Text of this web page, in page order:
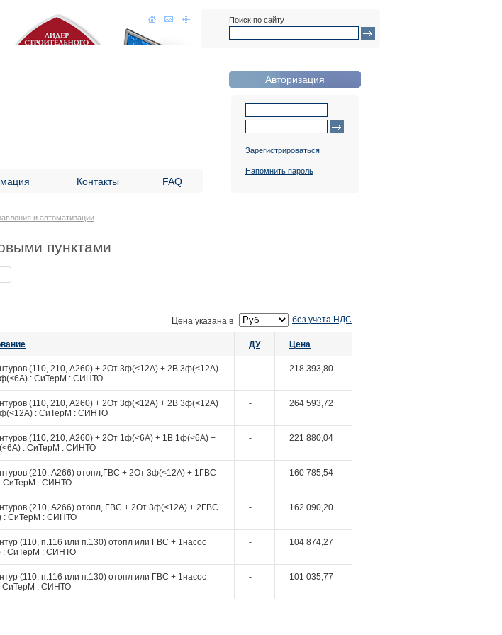
Поиск по сайту
Контакты FAQ
Авторизация
Зарегистрироваться
Напомнить пароль
и автоматизации
пунктами
без учета НДС
Цена указана в
ДУ Цена
(110, 210, А260) + 2От 3ф(<12А) + 2В 3ф(<12А)
: СиТерМ : СИНТО
- 218 393,80
(110, 210, А260) + 2От 3ф(<12А) + 2В 3ф(<12А)
: СиТерМ : СИНТО
- 264 593,72
(110, 210, А260) + 2От 1ф(<6А) + 1В 1ф(<6А) +
: СиТерМ : СИНТО
- 221 880,04
(210, А266) отопл,ГВС + 2От 3ф(<12А) + 1ГВС
СиТерМ : СИНТО
- 160 785,54
(210, А266) отопл, ГВС + 2От 3ф(<12А) + 2ГВС
: СиТерМ : СИНТО
- 162 090,20
(110, п.116 или п.130) отопл или ГВС + 1насос
: СиТерМ : СИНТО
- 104 874,27
(110, п.116 или п.130) отопл или ГВС + 1насос
СиТерМ : СИНТО
- 101 035,77